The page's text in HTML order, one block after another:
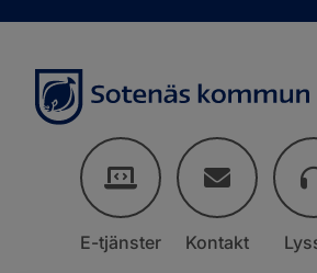
E-tjänster Kontakt